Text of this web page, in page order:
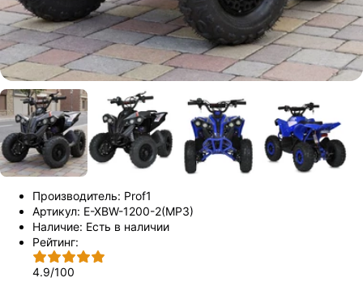
Производитель: Prof1
Артикул: E-XBW-1200-2(MP3)
Наличие: Есть в наличии
Рейтинг:
4.9/100